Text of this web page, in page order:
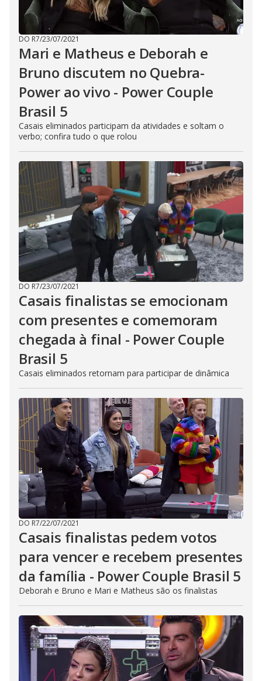
DO R7/23/07/2021
Mari e Matheus e Deborah e
Bruno discutem no Quebra-
Power ao vivo - Power Couple
Brasil 5
Casais eliminados participam da atividades e soltam o
verbo; confira tudo o que rolou
DO R7/23/07/2021
Casais finalistas se emocionam
com presentes e comemoram
chegada à final - Power Couple
Brasil 5
Casais eliminados retornam para participar de dinâmica
DO R7/22/07/2021
Casais finalistas pedem votos
para vencer e recebem presentes
da família - Power Couple Brasil 5
Deborah e Bruno e Mari e Matheus são os finalistas